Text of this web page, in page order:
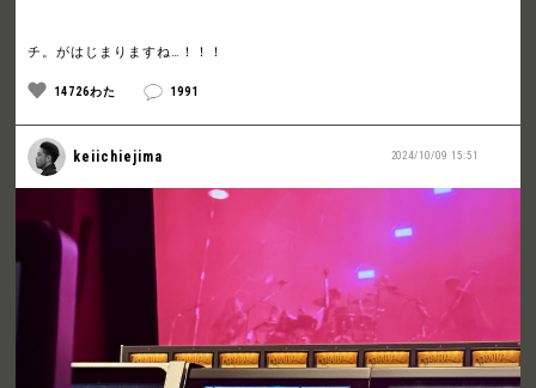
チ。がはじまりますね…！！！
14726わた 1991
2024/10/09 15:51
keiichiejima